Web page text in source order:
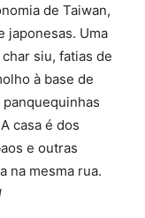
de Taiwan,
japonesas. Uma
siu, fatias de
à base de
casa é dos
e outras
na mesma rua.